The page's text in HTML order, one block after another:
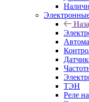
ТЭН
Реле